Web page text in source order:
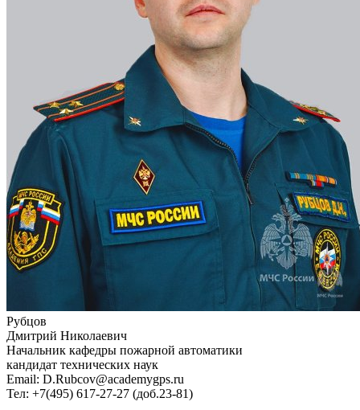
Рубцов
Дмитрий Николаевич
Начальник кафедры пожарной автоматики
кандидат технических наук
Email: D.Rubcov@academygps.ru
Тел: +7(495) 617-27-27 (доб.23-81)